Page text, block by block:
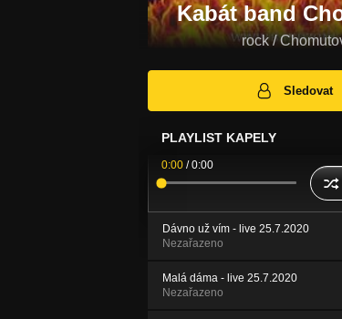
Kabát band
rock /
Sledovat
PLAYLIST KAPELY
0:00 /0:00
Dávno už vím - live 25.7.2020
Nezařazeno
Malá dáma - live 25.7.2020
Nezařazeno